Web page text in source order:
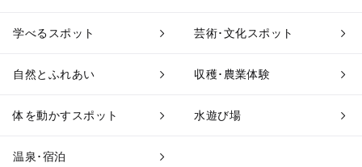
学べるスポット 芸術･文化スポット
自然とふれあい 収穫･農業体験
体を動かすスポット 水遊び場
温泉･宿泊